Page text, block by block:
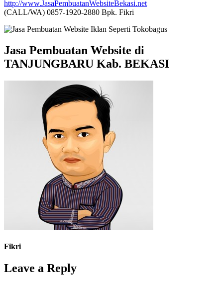
http://www.JasaPembuatanWebsiteBekasi.net
(CALL/WA) 0857-1920-2880 Bpk. Fikri
Jasa Pembuatan Website di
TANJUNGBARU Kab. BEKASI
Fikri
Leave a Reply